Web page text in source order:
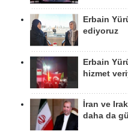
Erbain
ediyoruz
Erbain
hizmet
İran ve
daha da